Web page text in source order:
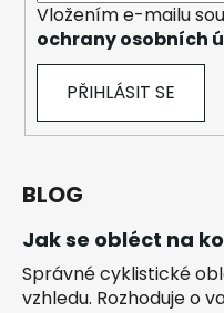
Vložením e-mailu
ochrany osobních
PŘIHLÁSIT SE
BLOG
Jak se obléct na
Správné cyklistické
vzhledu. Rozhoduje o